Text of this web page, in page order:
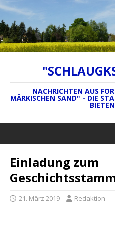
NACHRICHTEN AUS
MÄRKISCHEN SAND" - DIE
Einladung zum
21. März 2019 Redaktion